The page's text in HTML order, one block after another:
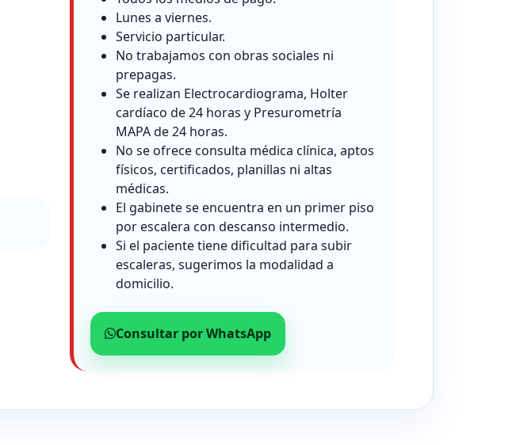
Lunes a viernes.
Servicio particular.
No trabajamos con obras sociales ni
prepagas.
Se realizan Electrocardiograma, Holter
cardíaco de 24 horas y Presurometría
MAPA de 24 horas.
No se ofrece consulta médica clínica, aptos
físicos, certificados, planillas ni altas
médicas.
El gabinete se encuentra en un primer piso
por escalera con descanso intermedio.
Si el paciente tiene dificultad para subir
escaleras, sugerimos la modalidad a
domicilio.
Consultar por WhatsApp